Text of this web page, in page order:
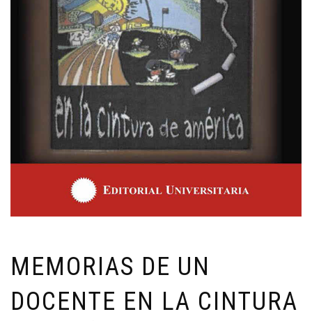
MEMORIAS DE UN
DOCENTE EN LA CINTURA